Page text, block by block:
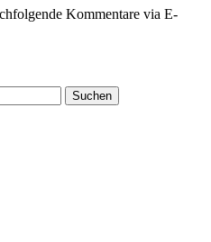
Kommentare via E-